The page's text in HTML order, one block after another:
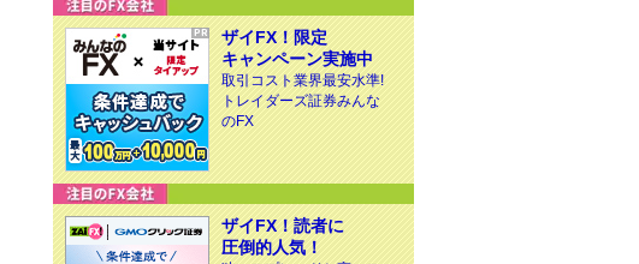
ザイFX！限定
キャンペーン実施中
取引コスト業界最安水準!
トレイダーズ証券みんな
のFX
ザイFX！読者に
圧倒的人気！